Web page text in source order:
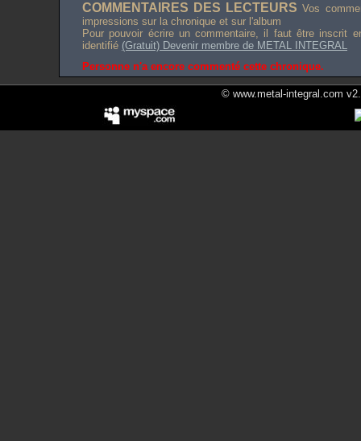
COMMENTAIRES DES LECTEURS Vos
impressions sur la chronique et sur l'album
Pour pouvoir écrire un commentaire, il faut être inscrit
identifié (Gratuit) Devenir membre de METAL INTEGRAL
Personne n'a encore commenté cette chronique.
© www.metal-integral.com